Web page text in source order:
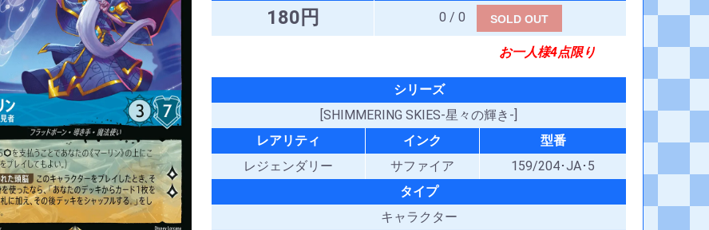
180円 0 / 0 SOLD OUT
お一人様4点限り
シリーズ
[SHIMMERING SKIES-星々の輝き-]
レアリティ
インク
型番
レジェンダリー
サファイア
159/204･JA･5
タイプ
キャラクター